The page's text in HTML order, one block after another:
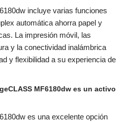
incluye varias funciones
automática ahorra papel y
La impresión móvil, las
y la conectividad inalámbrica
y flexibilidad a su experiencia de
MF6180dw es un activo
es una excelente opción